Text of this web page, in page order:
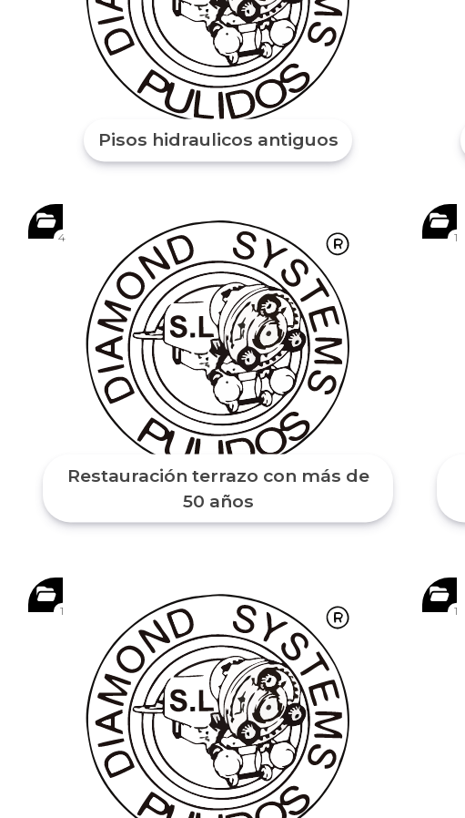
Pisos hidraulicos antiguos
Restauración terrazo con más de
50 años
4 1
1 1